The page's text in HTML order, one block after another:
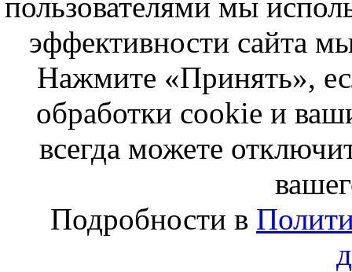
эффективности сайта
Нажмите «Принять»,
обработки cookie и
всегда можете
Подробности в